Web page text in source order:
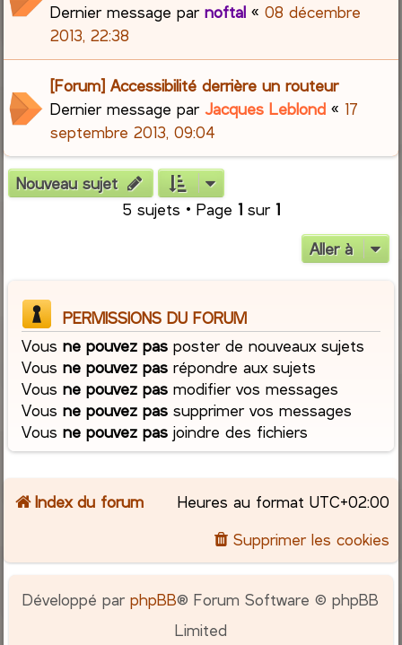
Dernier message parnoftal «08 décembre
2013, 22:38
[Forum] Accessibilité derrière un routeur
Dernier message parJacques Leblond « 17
septembre 2013, 09:04
Nouveau sujet
5 sujets • Page 1sur 1
Aller à
PERMISSIONS DU FORUM
Vousne pouvez pas poster de nouveaux sujets
Vousne pouvez pas répondre aux sujets
Vousne pouvez pas modifier vos messages
Vousne pouvez pas supprimer vos messages
Vousne pouvez pas joindre des fichiers
Index du forum Heures au format UTC+02:00
Supprimer les cookies
Développé parphpBB® Forum Software © phpBB
Limited